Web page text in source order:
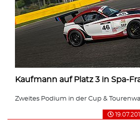
Kaufmann auf Platz 3 in Spa-
Zweites Podium in der Cup &